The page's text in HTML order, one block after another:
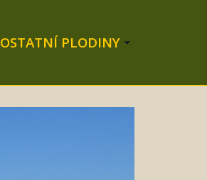
OSTATNÍ PLODINY